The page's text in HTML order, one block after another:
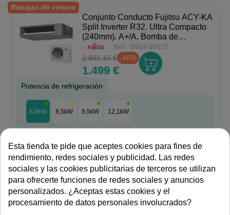
Rebajas de verano
Conjunto Conducto Fujitsu ACY-KA
Split Inverter R32. Ultra Compacto
(240mm). A+/A. Bomba de
Condensados.
Ref: 3NGF89875
2.801,15 € -46%
1.499 €
Potencia de refrigeración
6,8kW 8,5kW 9,5kW 12,1kW
Rebajas de verano
Conducto Haier HC Mono (3.5 a
14.0 kW) Inverter R32. A++/A++.
UVC.
Ref:Conductos 35 HC
1.511,29 € -40%
899 €
Esta tienda te pide que aceptes cookies para fines de
rendimiento, redes sociales y publicidad. Las redes
sociales y las cookies publicitarias de terceros se utilizan
para ofrecerte funciones de redes sociales y anuncios
personalizados. ¿Aceptas estas cookies y el
procesamiento de datos personales involucrados?